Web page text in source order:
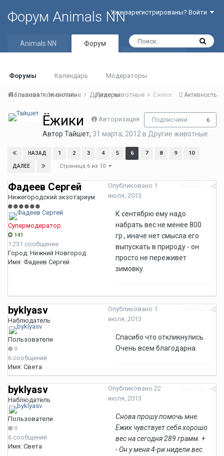
Форум Animals NNУже зарегистрированы? Войти
Animals NN Форум
Форумы Календарь Модераторы
Пользователи онлайн Лидеры Активность
Главная Животные Другие животные Ёжики
Авторизация Подписчики 6
Ёжики
Автор Тайшет, 31 марта, 2012 в Другие животные
НАЗАД 1 2 3 4 5 6 7 8 9 10
ДАЛЕЕ Страница 6 из 10
Фадеев Сергей
Нижегородский экзотариум
Супермодератор
141
1 231 сообщение
Город: Нижний Новгород
Имя: Фадеев Сергей
Опубликовано 1
июля, 2013
К сентябрю ему надо
набрать вес не менее 800
гр., иначе нет смысла его
выпускать в природу - он
просто не переживет
зимовку.
byklyasv
Наблюдатель
Пользователи
0
6 сообщений
Имя: Света
Опубликовано 1
июля, 2013
Спасибо что откликнулись.
Очень всем благодарна.
byklyasv
Наблюдатель
Пользователи
0
6 сообщений
Имя: Света
Опубликовано 22
июля, 2013
Снова прошу помочь мне.
Ежик чувствует себя хорошо
вес на сегодня 289 грамм. +
- Он у меня 4-ри нидели вес